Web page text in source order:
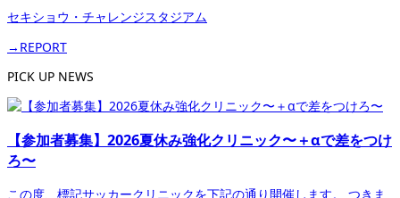
セキショウ・チャレンジスタジアム
→REPORT
PICK UP NEWS
【参加者募集】2026夏休み強化クリニック〜＋αで差をつけ
ろ〜
この度、標記サッカークリニックを下記の通り開催します。 つきま